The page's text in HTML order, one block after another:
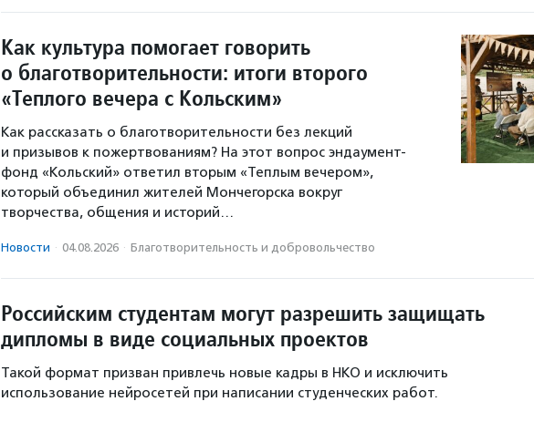
Как культура помогает говорить
о благотворительности: итоги второго
«Теплого вечера с Кольским»
Как рассказать о благотворительности без лекций
и призывов к пожертвованиям? На этот вопрос эндаумент-
фонд «Кольский» ответил вторым «Теплым вечером»,
который объединил жителей Мончегорска вокруг
творчества, общения и историй…
Новости · 04.08.2026 · Благотвори­тель­ность и доброволь­чест­во
Российским студентам могут разрешить защищать
дипломы в виде социальных проектов
Такой формат призван привлечь новые кадры в НКО и исключить
использование нейросетей при написании студенческих работ.